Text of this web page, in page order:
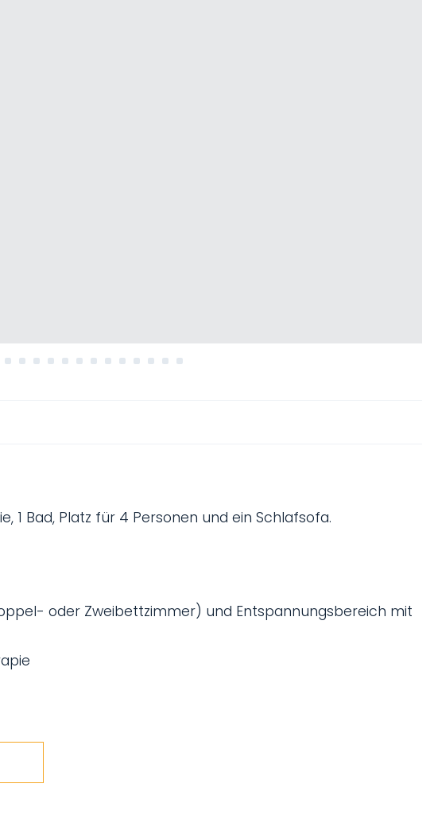
1 Bad, Platz für 4 Personen und ein Schlafsofa.
oder Zweibettzimmer) und Entspannungsbereich mit